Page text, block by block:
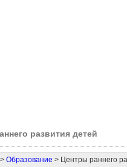
развития детей
> Образование > Центры раннего